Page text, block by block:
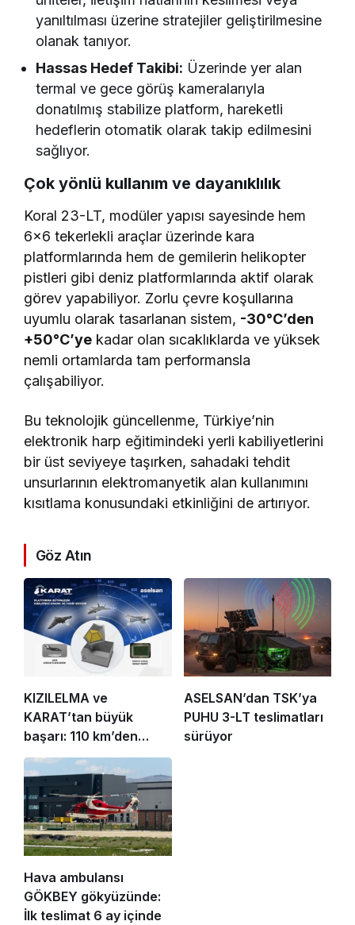
yanıltılması üzerine stratejiler geliştirilmesine
olanak tanıyor.
Hassas Hedef Takibi: Üzerinde yer alan
termal ve gece görüş kameralarıyla
donatılmış stabilize platform, hareketli
hedeflerin otomatik olarak takip edilmesini
sağlıyor.
Çok yönlü kullanım ve dayanıklılık
Koral 23-LT, modüler yapısı sayesinde hem
6×6 tekerlekli araçlar üzerinde kara
platformlarında hem de gemilerin helikopter
pistleri gibi deniz platformlarında aktif olarak
görev yapabiliyor. Zorlu çevre koşullarına
uyumlu olarak tasarlanan sistem, -30°C’den
+50°C’ye kadar olan sıcaklıklarda ve yüksek
nemli ortamlarda tam performansla
çalışabiliyor.
Bu teknolojik güncellenme, Türkiye’nin
elektronik harp eğitimindeki yerli kabiliyetlerini
bir üst seviyeye taşırken, sahadaki tehdit
unsurlarının elektromanyetik alan kullanımını
kısıtlama konusundaki etkinliğini de artırıyor.
Göz Atın
KIZILELMA ve
KARAT’tan büyük
başarı: 110 km’den
tespit
ASELSAN’dan TSK’ya
PUHU 3-LT teslimatları
sürüyor
Hava ambulansı
GÖKBEY gökyüzünde:
İlk teslimat 6 ay içinde